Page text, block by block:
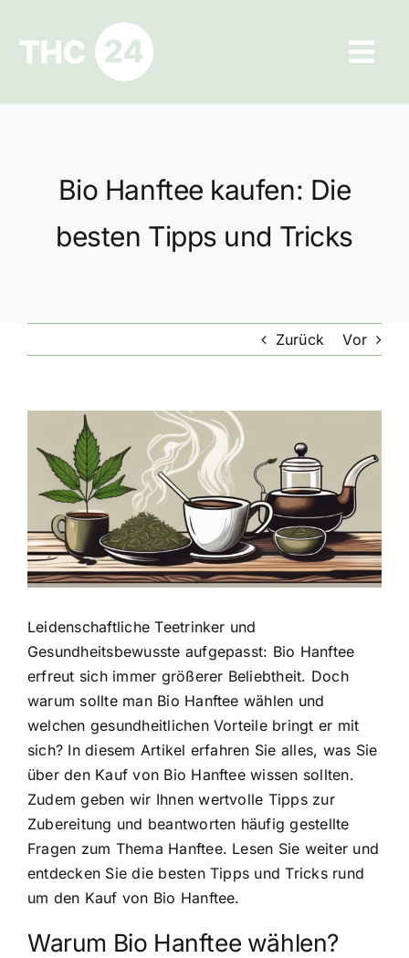
springen
Ratgeber
Datenschutz
Bio Hanftee kaufen: Die
besten Tipps und Tricks
Zurück Vor
grösseres
Bild
Leidenschaftliche Teetrinker und
Gesundheitsbewusste aufgepasst: Bio Hanftee
erfreut sich immer größerer Beliebtheit. Doch
warum sollte man Bio Hanftee wählen und
welchen gesundheitlichen Vorteile bringt er mit
sich? In diesem Artikel erfahren Sie alles, was Sie
über den Kauf von Bio Hanftee wissen sollten.
Zudem geben wir Ihnen wertvolle Tipps zur
Zubereitung und beantworten häufig gestellte
Fragen zum Thema Hanftee. Lesen Sie weiter und
entdecken Sie die besten Tipps und Tricks rund
um den Kauf von Bio Hanftee.
Warum Bio Hanftee wählen?